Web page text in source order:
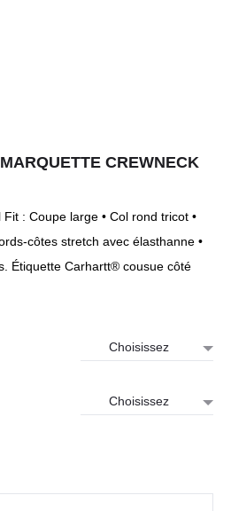
CREWNECK
: Coupe large • Col rond tricot •
côtes stretch avec élasthanne •
Étiquette Carhartt® cousue côté